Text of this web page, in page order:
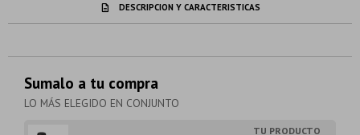
DESCRIPCION Y CARACTERISTICAS
Sumalo a tu compra
LO MÁS ELEGIDO EN CONJUNTO